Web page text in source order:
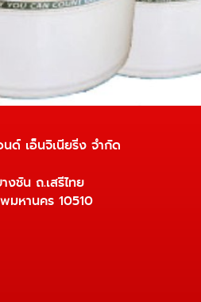
ด์ เอ็นจิเนียริ่ง จำกัด
ชัน ถ.เสรีไทย
มหานคร 10510